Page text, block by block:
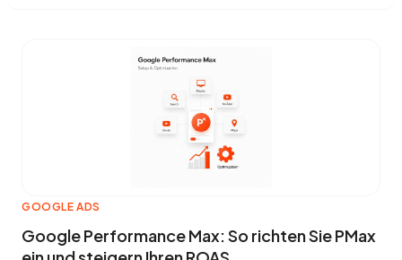
GOOGLE ADS
Google Performance Max: So richten Sie PMax